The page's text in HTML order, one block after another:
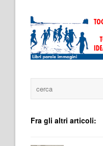
Fra gli altri articoli: